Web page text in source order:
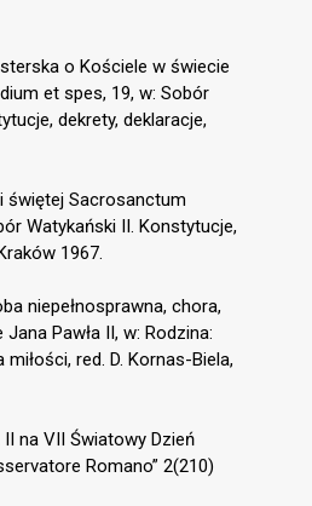
o Kościele w świecie
et spes, 19, w: Sobór
dekrety, deklaracje,
świętej Sacrosanctum
Watykański II. Konstytucje,
1967.
niepełnosprawna, chora,
Pawła II, w: Rodzina:
miłości, red. D. Kornas-Biela,
II na VII Światowy Dzień
Romano” 2(210)